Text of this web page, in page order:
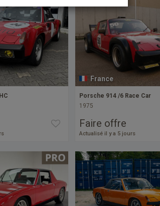
France
Porsche 914 /6 Race Car
1975
Faire offre
Actualisé il y a 5 jours